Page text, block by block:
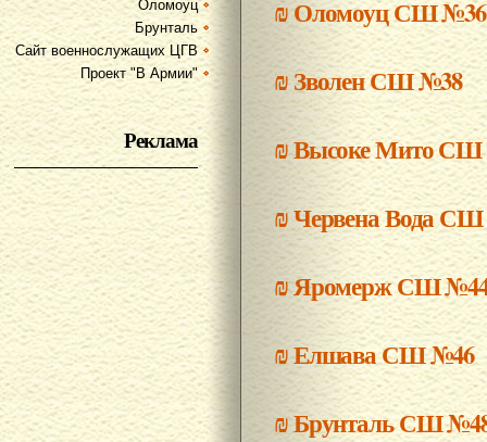
Оломоуц
Брунталь
Сайт военнослужащих ЦГВ
Проект "В Армии"
Реклама
₪Оломоуц СШ №36
₪Зволен СШ №38
₪Высоке Мито
₪Червена Вода
₪Яромерж СШ
₪Елшава СШ №46
₪Брунталь СШ